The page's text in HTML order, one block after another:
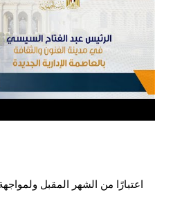
اعتبارًا من الشهر المقبل